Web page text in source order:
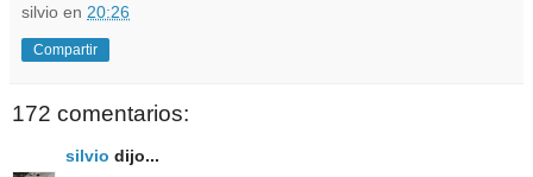
silvio en 20:26
Compartir
172 comentarios:
silvio dijo...